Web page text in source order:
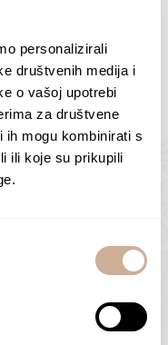
personalizirali
društvenih medija i
o vašoj upotrebi
za društvene
ih mogu kombinirati s
ili koje su prikupili
– krajolik
2
€ – 138,00€Raspon
cijena:
od
ODABERI OPCIJE
– sjena
€Raspon